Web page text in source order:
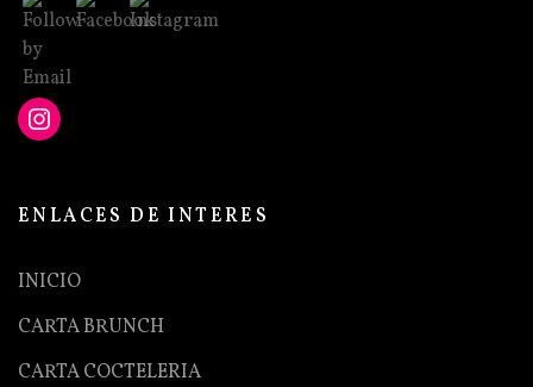
ENLACES DE INTERES
INICIO
CARTA BRUNCH
CARTA COCTELERIA